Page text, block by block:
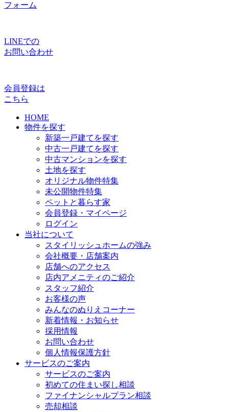
フォーム
LINEでの
お問い合わせ
会員登録は
こちら
HOME
物件を探す
新築一戸建てを探す
中古一戸建てを探す
中古マンションを探す
土地を探す
オリジナル物件特集
未公開物件特集
ペットと暮らす家
会員登録・マイページ
ログイン
当社について
スタイリッシュホームの強み
会社概要・店舗案内
店舗へのアクセス
店内アメニティのご紹介
スタッフ紹介
お客様の声
みんなのぬりえコーナー
新着情報・お知らせ
採用情報
お問い合わせ
個人情報保護方針
サービスのご案内
サービスのご案内
初めての住まい探し相談
ファイナンシャルプラン相談
売却相談